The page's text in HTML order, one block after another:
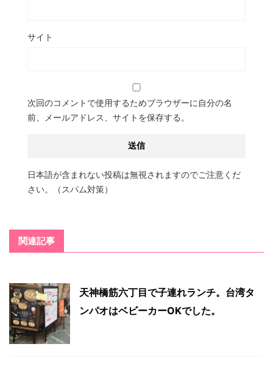
サイト
次回のコメントで使用するためブラウザーに自分の名
前、メールアドレス、サイトを保存する。
日本語が含まれない投稿は無視されますのでご注意くだ
さい。（スパム対策）
関連記事
天神橋筋六丁目で子連れランチ。台湾タ
ンパオはベビーカーOKでした。